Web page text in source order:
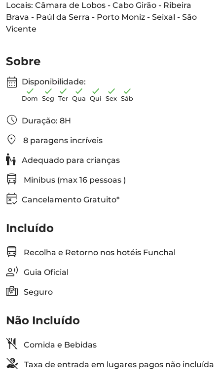
Locais: Câmara de Lobos - Cabo Girão - Ribeira
Brava - Paúl da Serra - Porto Moniz - Seixal - São
Vicente
Sobre
Disponibilidade:
Dom Seg Ter Qua Qui Sex Sáb
Duração: 8H
8 paragens incríveis
Adequado para crianças
Minibus (max 16 pessoas )
Cancelamento Gratuito*
Incluído
Recolha e Retorno nos hotéis Funchal
Guia Oficial
Seguro
Não Incluído
Comida e Bebidas
Taxa de entrada em lugares pagos não incluída